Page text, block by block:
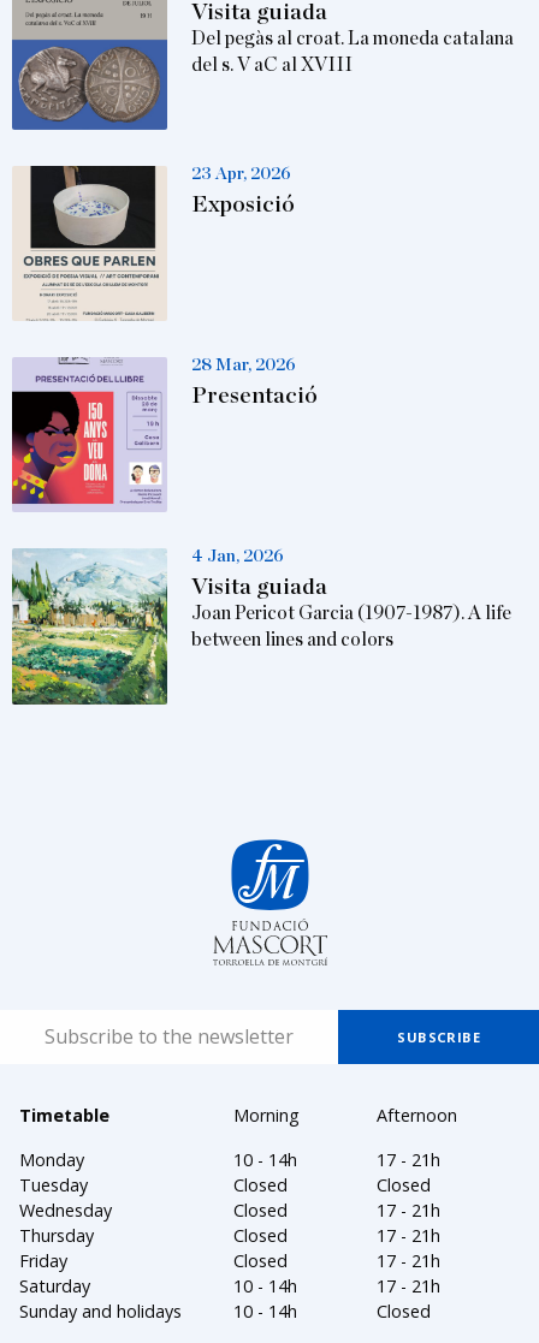
Visita guiada
Del pegàs al croat. La moneda catalana
del s. V aC al XVIII
23 Apr, 2026
Exposició
28 Mar, 2026
Presentació
4 Jan, 2026
Visita guiada
Joan Pericot Garcia (1907-1987). A life
between lines and colors
Timetable Morning
Afternoon
Monday
10 - 14h
17 - 21h
Tuesday
Closed
Closed
Wednesday
Closed
17 - 21h
Thursday
Closed
17 - 21h
Friday
Closed
17 - 21h
Saturday
10 - 14h
17 - 21h
Sunday and holidays
10 - 14h Closed